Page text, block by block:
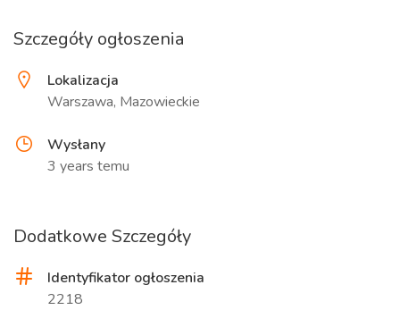
Szczegóły ogłoszenia
Lokalizacja
Warszawa, Mazowieckie
Wysłany
3 years temu
Dodatkowe Szczegóły
Identyfikator ogłoszenia
2218